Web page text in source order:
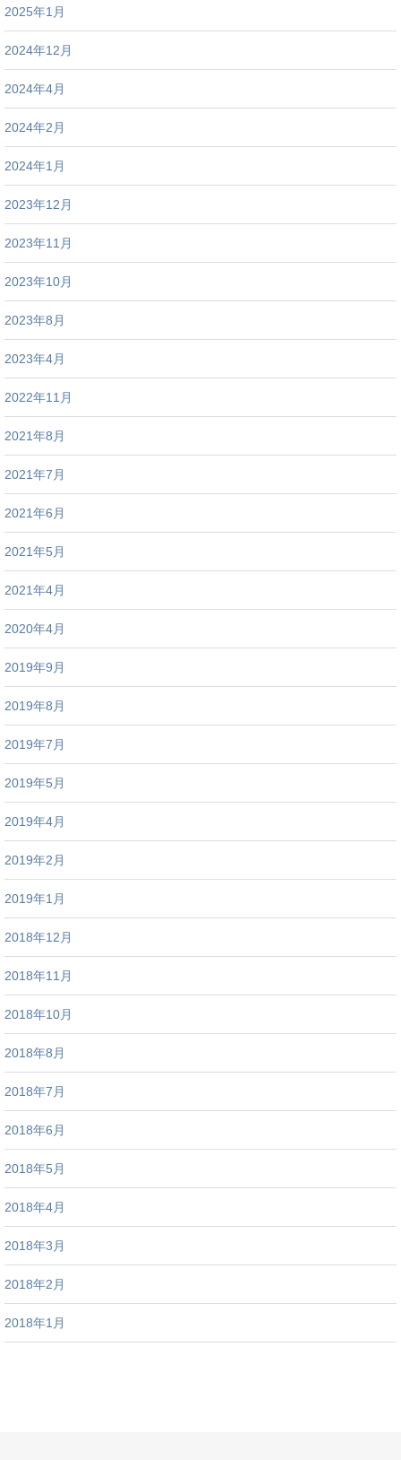
2025年1月
2024年12月
2024年4月
2024年2月
2024年1月
2023年12月
2023年11月
2023年10月
2023年8月
2023年4月
2022年11月
2021年8月
2021年7月
2021年6月
2021年5月
2021年4月
2020年4月
2019年9月
2019年8月
2019年7月
2019年5月
2019年4月
2019年2月
2019年1月
2018年12月
2018年11月
2018年10月
2018年8月
2018年7月
2018年6月
2018年5月
2018年4月
2018年3月
2018年2月
2018年1月